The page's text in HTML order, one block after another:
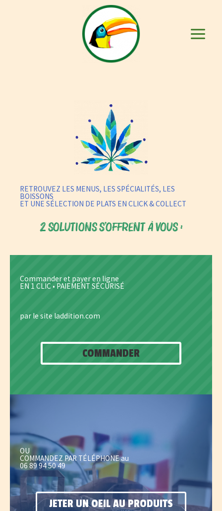
Main
RETROUVEZ LES MENUS, LES SPÉCIALITÉS, LES
BOISSONS
ET UNE SÉLECTION DE PLATS EN CLICK & COLLECT
2 SOLUTIONS S'OFFRENT À VOUS :
Commander et payer en ligne
EN 1 CLIC • PAIEMENT SÉCURISÉ
par le site laddition.com
COMMANDER
OU
COMMANDEZ PAR TÉLÉPHONE au
06 89 94 50 49
JETER UN OEIL AU PRODUITS